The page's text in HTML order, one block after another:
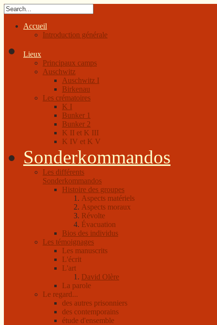
Accueil
Introduction générale
Lieux
Principaux camps
Auschwitz
Auschwitz I
Birkenau
Les crématoires
K I
Bunker 1
Bunker 2
K II et K III
K IV et K V
Sonderkommandos
Les différents
Sonderkommandos
Histoire des groupes
Aspects matériels
Aspects moraux
Révolte
Évacuation
Bios des individus
Les témoignages
Les manuscrits
L'écrit
L'art
David Olère
La parole
Le regard...
des autres prisonniers
des contemporains
étude d'ensemble